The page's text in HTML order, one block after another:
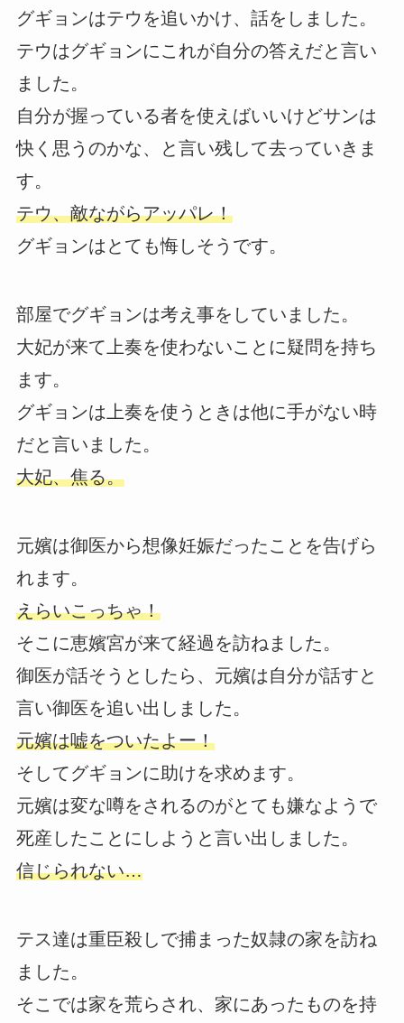
グギョンはテウを追いかけ、話をしました。
テウはグギョンにこれが自分の答えだと言い
ました。
自分が握っている者を使えばいいけどサンは
快く思うのかな、と言い残して去っていきま
す。
テウ、敵ながらアッパレ！
グギョンはとても悔しそうです。
部屋でグギョンは考え事をしていました。
大妃が来て上奏を使わないことに疑問を持ち
ます。
グギョンは上奏を使うときは他に手がない時
だと言いました。
大妃、焦る。
元嬪は御医から想像妊娠だったことを告げら
れます。
えらいこっちゃ！
そこに恵嬪宮が来て経過を訪ねました。
御医が話そうとしたら、元嬪は自分が話すと
言い御医を追い出しました。
元嬪は嘘をついたよー！
そしてグギョンに助けを求めます。
元嬪は変な噂をされるのがとても嫌なようで
死産したことにしようと言い出しました。
信じられない…
テス達は重臣殺しで捕まった奴隷の家を訪ね
ました。
そこでは家を荒らされ、家にあったものを持